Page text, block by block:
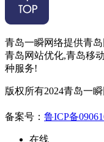
青岛一瞬网络提供青
青岛网站优化,青岛移
种服务!
版权所有2024青岛一
备案号： 鲁ICP备
在线